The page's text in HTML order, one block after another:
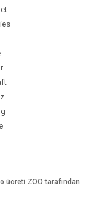
ücreti ZOO tarafından